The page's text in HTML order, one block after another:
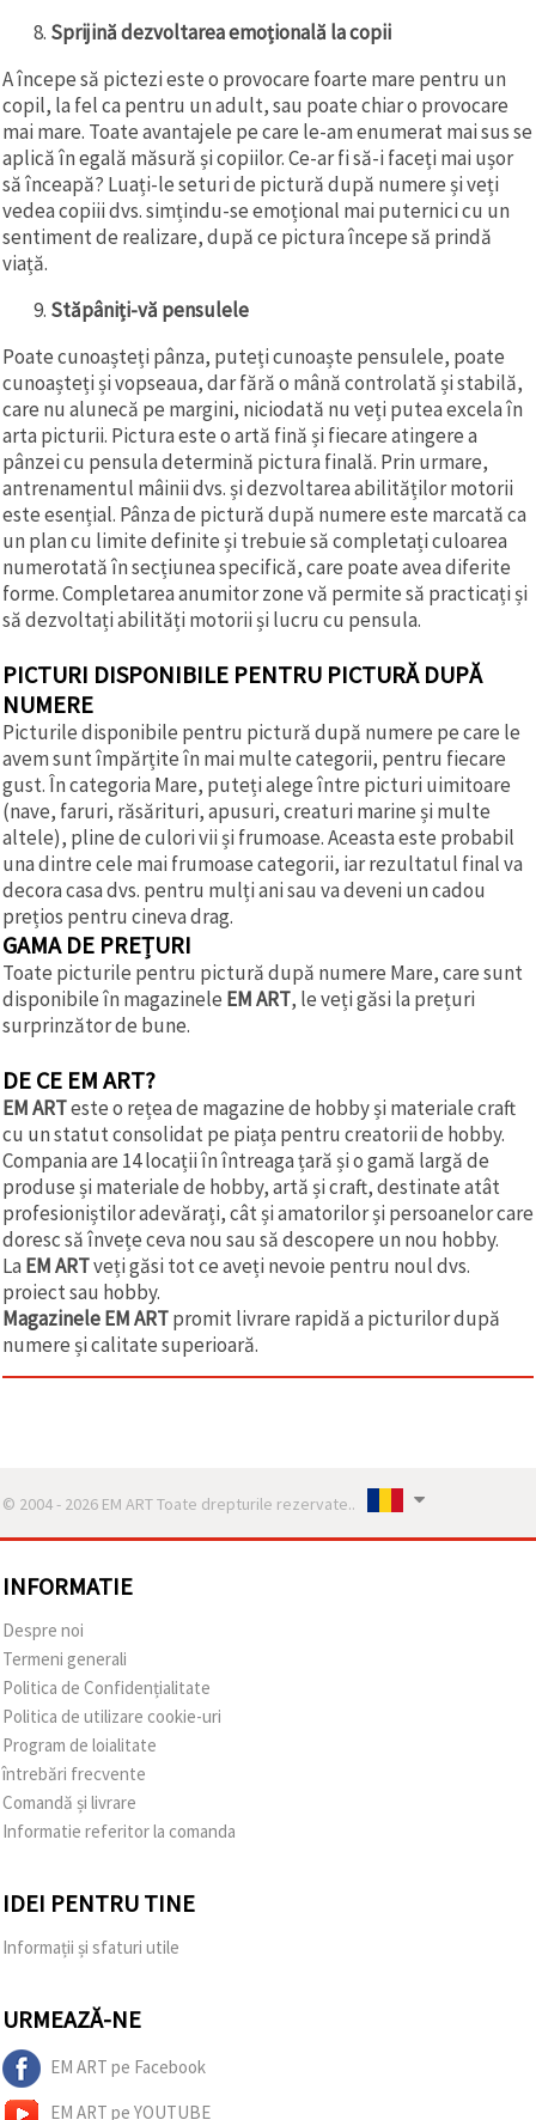
Sprijină dezvoltarea emoțională la copii
A începe să pictezi este o provocare foarte mare pentru un
copil, la fel ca pentru un adult, sau poate chiar o provocare
mai mare. Toate avantajele pe care le-am enumerat mai sus se
aplică în egală măsură și copiilor. Ce-ar fi să-i faceți mai ușor
să înceapă? Luați-le seturi de pictură după numere și veți
vedea copiii dvs. simțindu-se emoțional mai puternici cu un
sentiment de realizare, după ce pictura începe să prindă
viață.
Stăpâniți-vă pensulele
Poate cunoașteți pânza, puteți cunoaște pensulele, poate
cunoașteți și vopseaua, dar fără o mână controlată și stabilă,
care nu alunecă pe margini, niciodată nu veți putea excela în
arta picturii. Pictura este o artă fină și fiecare atingere a
pânzei cu pensula determină pictura finală. Prin urmare,
antrenamentul mâinii dvs. și dezvoltarea abilităților motorii
este esențial. Pânza de pictură după numere este marcată ca
un plan cu limite definite și trebuie să completați culoarea
numerotată în secțiunea specifică, care poate avea diferite
forme. Completarea anumitor zone vă permite să practicați și
să dezvoltați abilități motorii și lucru cu pensula.
PICTURI DISPONIBILE PENTRU PICTURĂ DUPĂ
NUMERE
Picturile disponibile pentru pictură după numere pe care le
avem sunt împărțite în mai multe categorii, pentru fiecare
gust. În categoria Mare, puteți alege între picturi uimitoare
(nave, faruri, răsărituri, apusuri, creaturi marine și multe
altele), pline de culori vii și frumoase. Aceasta este probabil
una dintre cele mai frumoase categorii, iar rezultatul final va
decora casa dvs. pentru mulți ani sau va deveni un cadou
prețios pentru cineva drag.
GAMA DE PREȚURI
Toate picturile pentru pictură după numere Mare, care sunt
disponibile în magazinele EM ART, le veți găsi la prețuri
surprinzător de bune.
DE CE EM ART?
EM ARTeste o rețea de magazine de hobby și materiale craft
cu un statut consolidat pe piața pentru creatorii de hobby.
Compania are 14 locații în întreaga țară și o gamă largă de
produse și materiale de hobby, artă și craft, destinate atât
profesioniștilor adevărați, cât și amatorilor și persoanelor care
doresc să învețe ceva nou sau să descopere un nou hobby.
La EM ARTveți găsi tot ce aveți nevoie pentru noul dvs.
proiect sau hobby.
Magazinele EM ARTpromit livrare rapidă a picturilor după
numere și calitate superioară.
© 2004 - 2026 EM ART Toate drepturile rezervate..
INFORMATIE
Despre noi
Termeni generali
Politica de Confidențialitate
Politica de utilizare cookie-uri
Program de loialitate
întrebări frecvente
Comandă și livrare
Informatie referitor la comanda
IDEI PENTRU TINE
Informații și sfaturi utile
URMEAZĂ-NE
EM ART pe Facebook
EM ART pe YOUTUBE